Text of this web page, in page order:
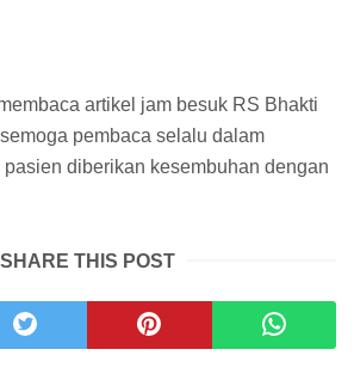
artikel jam besuk RS Bhakti
pembaca selalu dalam
diberikan kesembuhan dengan
SHARE THIS POST